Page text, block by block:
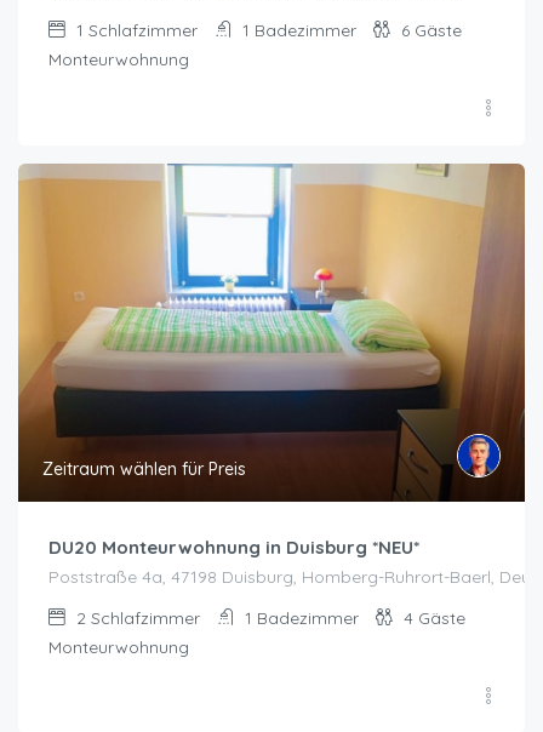
1 Schlafzimmer 1 Badezimmer 6 Gäste
Monteurwohnung
Zeitraum wählen für Preis
DU20 Monteurwohnung in Duisburg *NEU*
Poststraße 4a, 47198 Duisburg, Homberg-Ruhrort-Baerl,
2 Schlafzimmer 1 Badezimmer 4 Gäste
Monteurwohnung